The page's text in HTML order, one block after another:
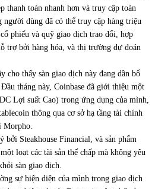
thanh toán nhanh hơn và truy cập toàn
người dùng đã có thể truy cập hàng triệu
phiếu và quỹ giao dịch trao đổi, hợp
trợ bởi hàng hóa, và thị trường dự đoán
cho thấy sàn giao dịch này đang dần bổ
tháng này, Coinbase đã giới thiệu một
Lợi suất Cao) trong ứng dụng của mình,
thông qua cơ sở hạ tầng tài chính
Morpho.
bởi Steakhouse Financial, và sản phẩm
loạt các tài sản thế chấp mà không yêu
sàn giao dịch.
sự hiện diện của mình trong giao dịch